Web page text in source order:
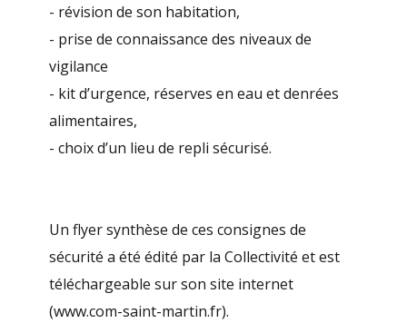
- révision de son habitation,
- prise de connaissance des niveaux de
vigilance
- kit d’urgence, réserves en eau et denrées
alimentaires,
- choix d’un lieu de repli sécurisé.
Un flyer synthèse de ces consignes de
sécurité a été édité par la Collectivité et est
téléchargeable sur son site internet
(www.com-saint-martin.fr).